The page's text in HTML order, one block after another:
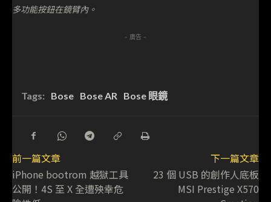
多功能按鈕在鏡臂內。
- 廣告 -
Tags: Bose Bose AR Bose 眼鏡
前一篇文章
iPhone bootrom 越獄工具
公開！4S 至 X 全遭殃幸危
下一篇文章
23 個 USB 的創作人底板
MSI Prestige X570